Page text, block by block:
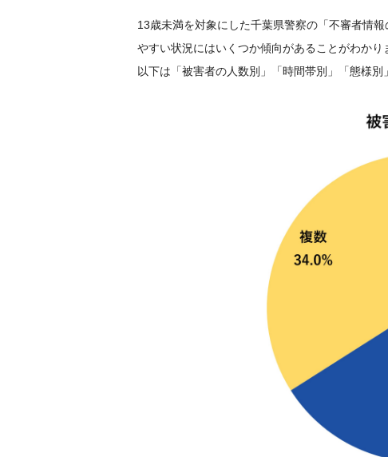
13歳未満を対象にした千葉県警察の「不審者情
やすい状況にはいくつか傾向があることがわかり
以下は「被害者の人数別」「時間帯別」「態様別